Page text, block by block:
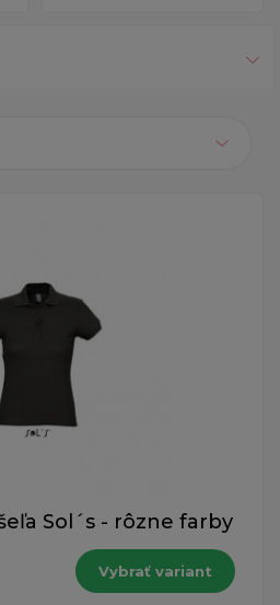
Sol´s - rôzne farby
Vybrať variant